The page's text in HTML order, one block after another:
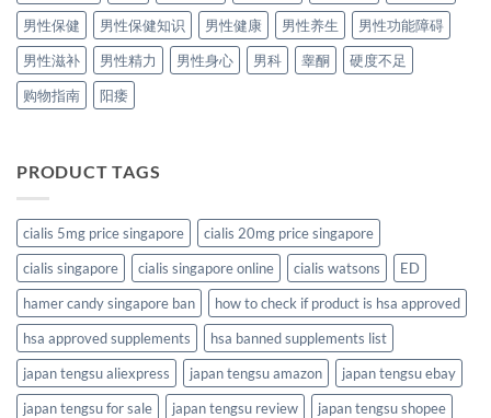
男性保健
男性保健知识 男性健康 男性养生
男性功能障碍
男性滋补
男性精力 男性身心 男科 睾酮
硬度不足
购物指南
阳痿
PRODUCT TAGS
cialis 5mg price singapore
cialis 20mg price singapore
cialis singapore
cialis singapore online cialis watsons
ED
hamer candy singapore ban
how to check if product is hsa approved
hsa approved supplements
hsa banned supplements list
japan tengsu aliexpress
japan tengsu amazon
japan tengsu ebay
japan tengsu for sale
japan tengsu review
japan tengsu shopee